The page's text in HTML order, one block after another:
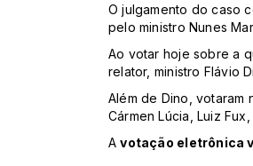
O julgamento do caso
pelo ministro Nunes
Ao votar hoje sobre a
relator, ministro Flávio
Além de Dino, votaram
Cármen Lúcia, Luiz
Avotação eletrônica